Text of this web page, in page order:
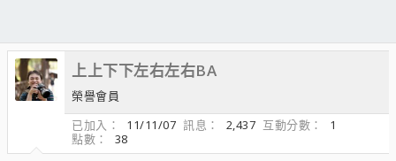
上上下下左右左右BA
榮譽會員
已加入
11/11/07 訊息 2,437 互動分數
1
點數
38